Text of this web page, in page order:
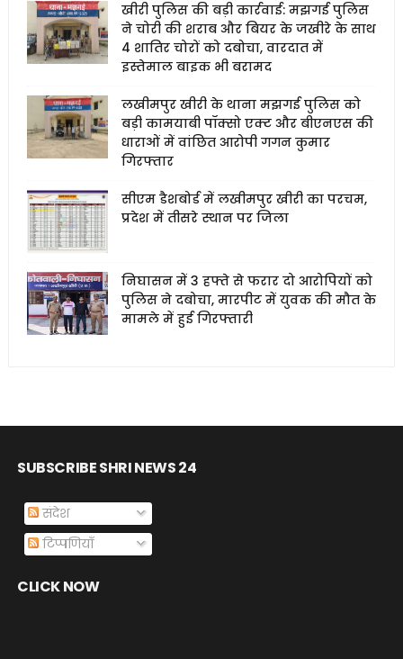
खीरी पुलिस की बड़ी कार्रवाई: मझगई पुलिस
ने चोरी की शराब और बियर के जखीरे के साथ
4 शातिर चोरों को दबोचा, वारदात में
इस्तेमाल बाइक भी बरामद
लखीमपुर खीरी के थाना मझगई पुलिस को
बड़ी कामयाबी पॉक्सो एक्ट और बीएनएस की
धाराओं में वांछित आरोपी गगन कुमार
गिरफ्तार
सीएम डैशबोर्ड में लखीमपुर खीरी का परचम,
प्रदेश में तीसरे स्थान पर जिला
निघासन में 3 हफ्ते से फरार दो आरोपियों को
पुलिस ने दबोचा, मारपीट में युवक की मौत के
मामले में हुई गिरफ्तारी
SUBSCRIBE SHRI NEWS 24
संदेश
टिप्पणियाँ
CLICK NOW